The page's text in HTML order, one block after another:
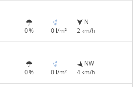
0 % 0 l/m²
N
2 km/h
0 % 0 l/m²
NW
4 km/h